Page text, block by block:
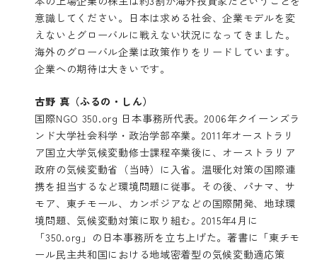
意識してください。日本は求める社会、企業モデルを変
えないとグローバルに戦えない状況になってきました。
海外のグローバル企業は政策作りをリードしています。
企業への期待は大きいです。
古野 真（ふるの・しん）
国際NGO 350.org 日本事務所代表。2006年クイーンズラ
ンド大学社会科学・政治学部卒業。2011年オーストラリ
ア国立大学気候変動修士課程卒業後に、オーストラリア
政府の気候変動省（当時）に入省。温暖化対策の国際連
携を担当するなど環境問題に従事。その後、パナマ、サ
モア、東チモール、カンボジアなどの国際開発、地球環
境問題、気候変動対策に取り組む。2015年4月に
「350.org」の日本事務所を立ち上げた。著書に「東チモ
ール民主共和国における地域密着型の気候変動適応策